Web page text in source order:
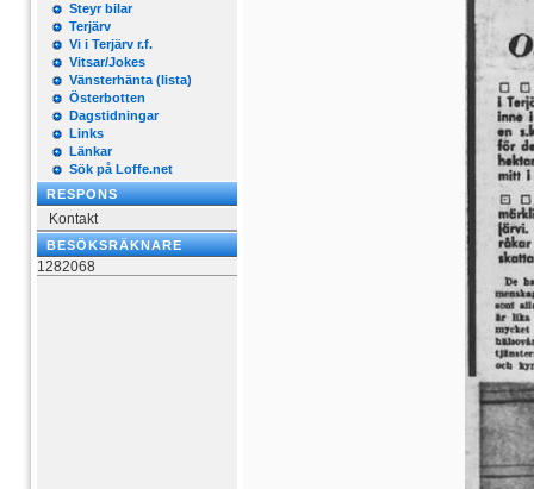
Steyr bilar
Terjärv
Vi i Terjärv r.f.
Vitsar/Jokes
Vänsterhänta (lista)
Österbotten
Dagstidningar
Links
Länkar
Sök på Loffe.net
RESPONS
Kontakt
BESÖKSRÄKNARE
1282068